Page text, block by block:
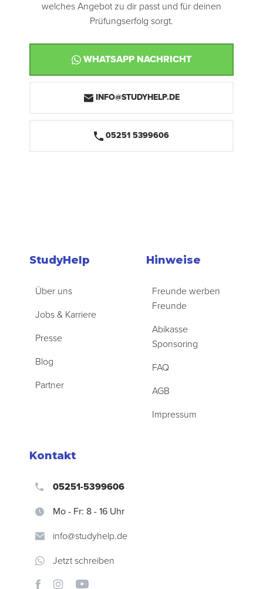
welches Angebot zu dir passt und für deinen
Prüfungserfolg sorgt.
WHATSAPP NACHRICHT
INFO@STUDYHELP.DE
05251 5399606
StudyHelp
Über uns
Jobs & Karriere
Presse
Blog
Partner
Hinweise
Freunde werben
Freunde
Abikasse
Sponsoring
FAQ
AGB
Impressum
Kontakt
05251-5399606
Mo - Fr: 8 - 16 Uhr
info@studyhelp.de
Jetzt schreiben